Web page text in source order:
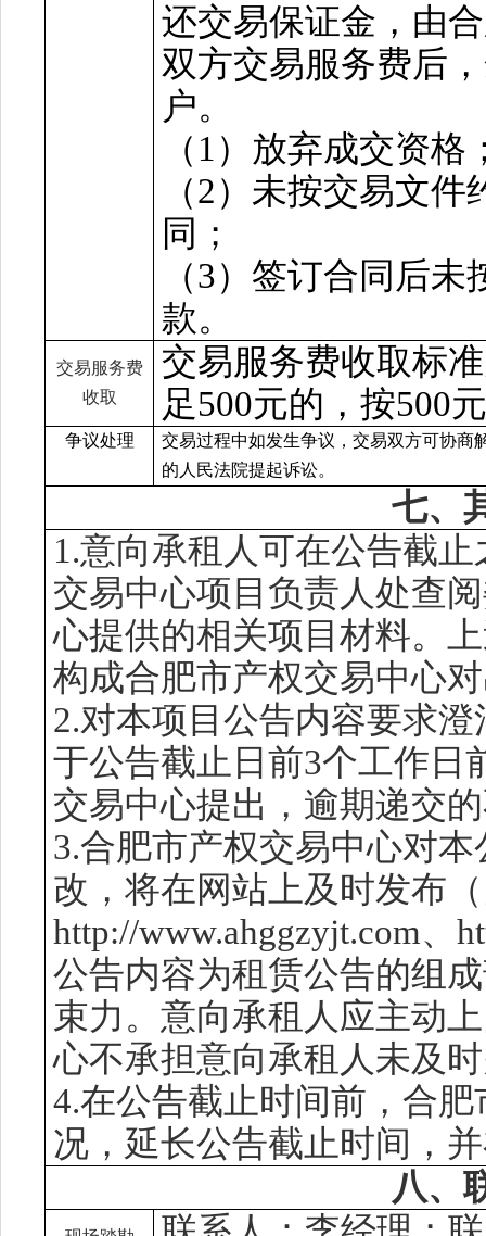
还交易保证金， 由
双方交易服务费后
户。
（ 1） 放弃成交资格
（2） 未按交易文件
同 ；
（3） 签订合同后未
款。
交易服务费
收取
交易服务费收取标
足500元的，按500
争议处理
交易过程中如发生争议，交易双方可协商
的人民法院提起诉讼。
七、
1.意向承租人可在公告截
交易中心项目负责人处查
心提供的相关项目材料。
构成合肥市产权交易中心对
2.对本项目公告内容要求
于公告截止日前3个工作日
交易中心提出，逾期递交
3.合肥市产权交易中心对
改，将在网站上及时发布
http://www.ahggzyjt.com、
公告内容为租赁公告的组
束力。意向承租人 应主动
心不承担意向承租人未及
4.在公告截止时间前，合
况，延长公告截止时间，
八、